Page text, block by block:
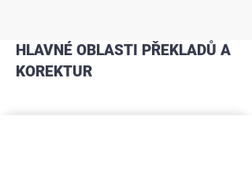
HLAVNÉ OBLASTI PŘEKLADŮ A
KOREKTUR